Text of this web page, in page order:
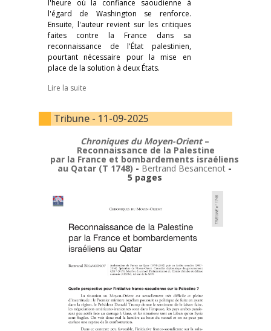
l'heure où la confiance saoudienne à
l'égard de Washington se renforce.
Ensuite, l'auteur revient sur les critiques
faites contre la France dans sa
reconnaissance de l'État palestinien,
pourtant nécessaire pour la mise en
place de la solution à deux États.
Lire la suite
Tribune - 11-09-2025
Chroniques du Moyen-Orient–
Reconnaissance de la Palestine
par la France et bombardements israéliens
au Qatar (T 1748) - Bertrand Besancenot -
5 pages